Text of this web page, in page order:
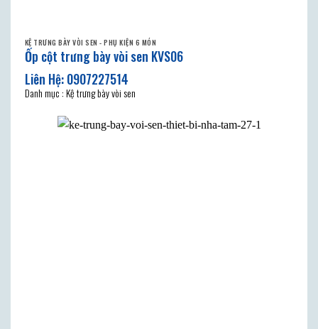
KỆ TRƯNG BÀY VÒI SEN - PHỤ KIỆN 6 MÓN
Ốp cột trưng bày vòi sen KVS06
Danh mục : Kệ trưng bày vòi sen